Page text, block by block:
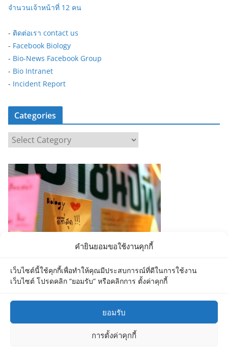
คำยินยอมขอใช้งานคุกกี้
เว็บไซต์นี้ใช้คุกกี้เพื่อทำให้คุณมีประสบการณ์ที่ดีในการใช้งาน
เว็บไซต์ โปรดคลิก “ยอมรับ” หรือคลิกการ ตั้งค่าคุกกี้
ยอมรับ
การตั้งค่าคุกกี้
จำนวนเจ้าหน้าที่ 12 คน
- ติดต่อเรา contact us
- Facebook Biology
- Bio-News Facebook Group
- Bio Intranet
- Incident Report
Categories
a
t
e
g
i
Department of Biology MU
reserved.